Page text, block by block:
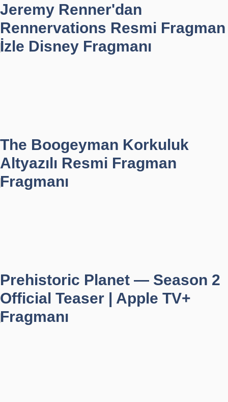
Jeremy Renner'dan
Rennervations Resmi Fragman
İzle Disney Fragmanı
The Boogeyman Korkuluk
Altyazılı Resmi Fragman
Fragmanı
Prehistoric Planet — Season 2
Official Teaser | Apple TV+
Fragmanı